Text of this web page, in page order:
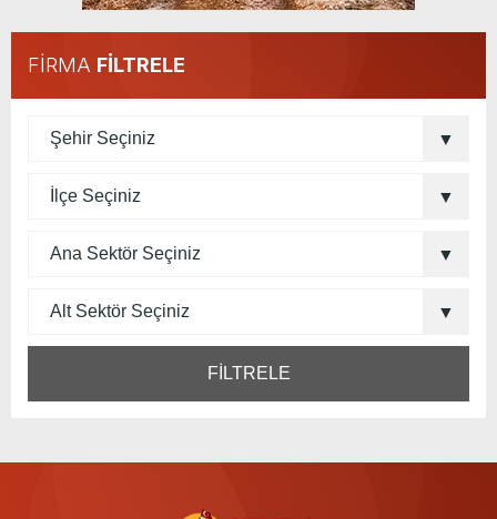
FİRMA FİLTRELE
FİLTRELE